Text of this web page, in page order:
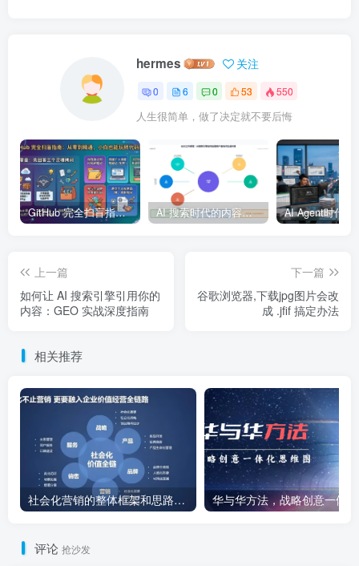
hermes 关注
0 6 0 53 550
人生很简单，做了决定就不要后悔
GitHub 完全扫盲指南：从零到精通，小白也能玩转代码托管 AI 搜索时代的内容策略：GEO（生成式引擎优化）完全指南
上一篇
如何让 AI 搜索引擎引用你的
内容：GEO 实战深度指南
下一篇
谷歌浏览器,下载jpg图片会改
成 .jfif 搞定办法
相关推荐
社会化营销的整体框架和思路，附录PDF免费下载
评论 抢沙发